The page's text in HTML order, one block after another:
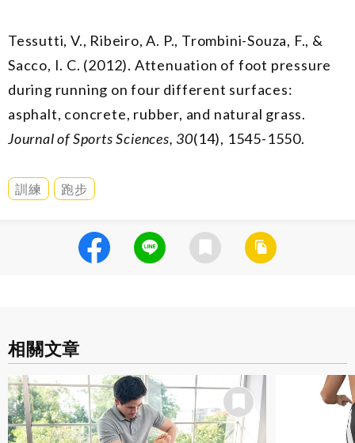
Tessutti, V., Ribeiro, A. P., Trombini-Souza, F., &
Sacco, I. C. (2012). Attenuation of foot pressure
during running on four different surfaces:
asphalt, concrete, rubber, and natural grass.
Journal ofSports Sciences, 30(14), 1545-1550.
訓練 跑步
相關文章